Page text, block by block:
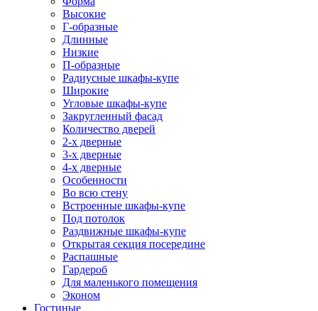
Высокие
Г-образные
Длинные
Низкие
П-образные
Радиусные шкафы-купе
Широкие
Угловые шкафы-купе
Закругленный фасад
Количество дверей
2-х дверные
3-х дверные
4-х дверные
Особенности
Во всю стену
Встроенные шкафы-купе
Под потолок
Раздвижные шкафы-купе
Открытая секция посередине
Распашные
Гардероб
Для маленького помещения
Эконом
Гостиные